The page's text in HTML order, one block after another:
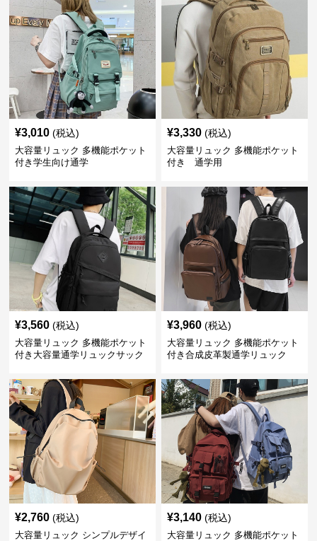
¥3,010 (税込)
大容量リュック 多機能ポケット
付き学生向け通学
¥3,330 (税込)
大容量リュック 多機能ポケット
付き 通学用
¥3,560 (税込)
大容量リュック 多機能ポケット
付き大容量通学リュックサック
¥3,960 (税込)
大容量リュック 多機能ポケット
付き合成皮革製通学リュック
¥2,760 (税込)
大容量リュック シンプルデザイ
¥3,140 (税込)
大容量リュック 多機能ポケット